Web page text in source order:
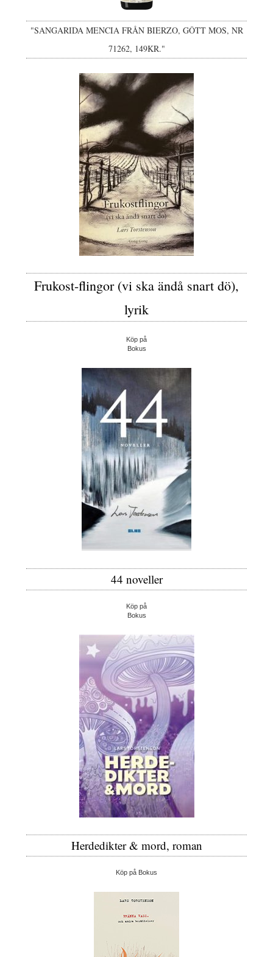
"SANGARIDA MENCIA FRÅN BIERZO, GÔTT MOS, NR
71262, 149KR."
Frukost-flingor (vi ska ändå snart dö),
lyrik
Köp på
Bokus
44 noveller
Köp på
Bokus
Herdedikter & mord, roman
Köp på Bokus